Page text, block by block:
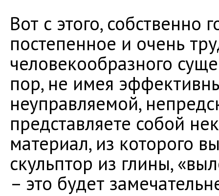
Вот с этого, собственно
постепенное и очень
человекообразного
пор, не имея
неуправляемой,
представляете собой
материал, из которого
скульптор из глины,
– это будет